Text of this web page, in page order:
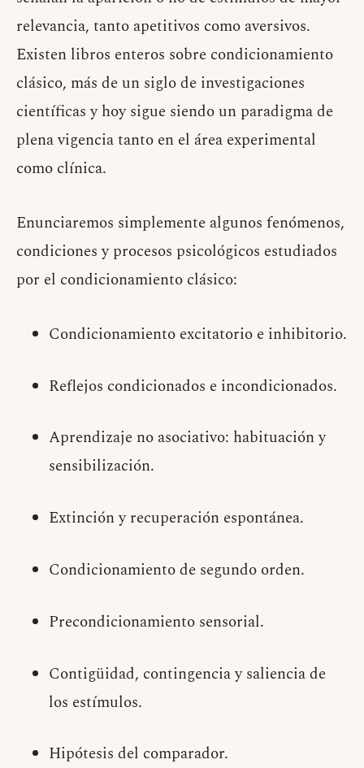
relevancia, tanto apetitivos como aversivos.
Existen libros enteros sobre condicionamiento
clásico, más de un siglo de investigaciones
científicas y hoy sigue siendo un paradigma de
plena vigencia tanto en el área experimental
como clínica.
Enunciaremos simplemente algunos fenómenos,
condiciones y procesos psicológicos estudiados
por el condicionamiento clásico:
Condicionamiento excitatorio e inhibitorio.
Reflejos condicionados e incondicionados.
Aprendizaje no asociativo: habituación y
sensibilización.
Extinción y recuperación espontánea.
Condicionamiento de segundo orden.
Precondicionamiento sensorial.
Contigüidad, contingencia y saliencia de
los estímulos.
Hipótesis del comparador.